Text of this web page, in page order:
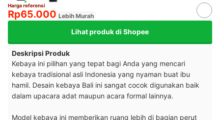
Harga referensi
Rp65.000 Lebih Murah
Lihat produk di Shopee
Deskripsi Produk
Kebaya ini pilihan yang tepat bagi Anda yang mencari
kebaya tradisional asli Indonesia yang nyaman buat ibu
hamil. Desain kebaya Bali ini sangat cocok digunakan baik
dalam upacara adat maupun acara formal lainnya.
Model kebaya ini memberikan ruang lebih di bagian perut